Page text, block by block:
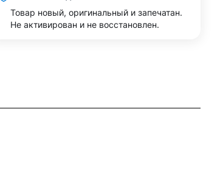
Товар новый, оригинальный и запечатан.
Не активирован и не восстановлен.